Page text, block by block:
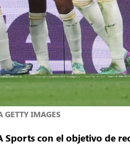
GETTY IMAGES
Sports con el objetivo de